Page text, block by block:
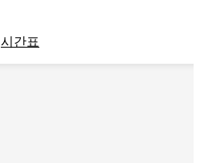
시간표